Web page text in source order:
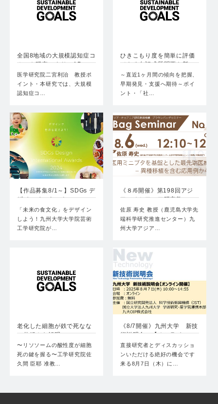
全国8地域の大規模認知症コ
ホート研究により、AP…
医学研究院二宮利治 教授ポ
イント・本研究では、⼤規模
認知症コ…
ひきこもり度を簡単に評価
できる自記式質問票を新
た…
～直近1ヶ月間の傾向を把握、
早期発見・支援へ期待～ポイ
ント・「社…
【作品募集8/1～】SDGs デ
ザインインターナ…
「未来の食文化」をデザイン
しよう！九州大学大学院芸術
工学研究院が…
《８/6開催》第198回アジ
ア・オセアニア研究教…
佐原 寿史 教授（鹿児島大学先
端科学研究推進センター）九
州大学アジア…
老化した細胞が鉄で死なな
い仕組みを解明
〜リソソームの酸性度が細胞
死の鍵を握る〜工学研究院佐
久間 臣耶 准教…
《8/7開催》九州大学 新技
術説明会 【オンライ…
直接研究者とディスカッショ
ンいただける絶好の機会です
来る8月7日（木）に…